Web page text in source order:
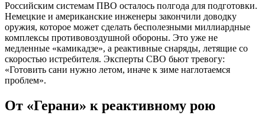
Российским системам ПВО осталось полгода для подготовки.
Немецкие и американские инженеры закончили доводку
оружия, которое может сделать бесполезными миллиардные
комплексы противовоздушной обороны. Это уже не
медленные «камикадзе», а реактивные снаряды, летящие со
скоростью истребителя. Эксперты СВО бьют тревогу:
«Готовить сани нужно летом, иначе к зиме наглотаемся
проблем».
От «Герани» к реактивному рою